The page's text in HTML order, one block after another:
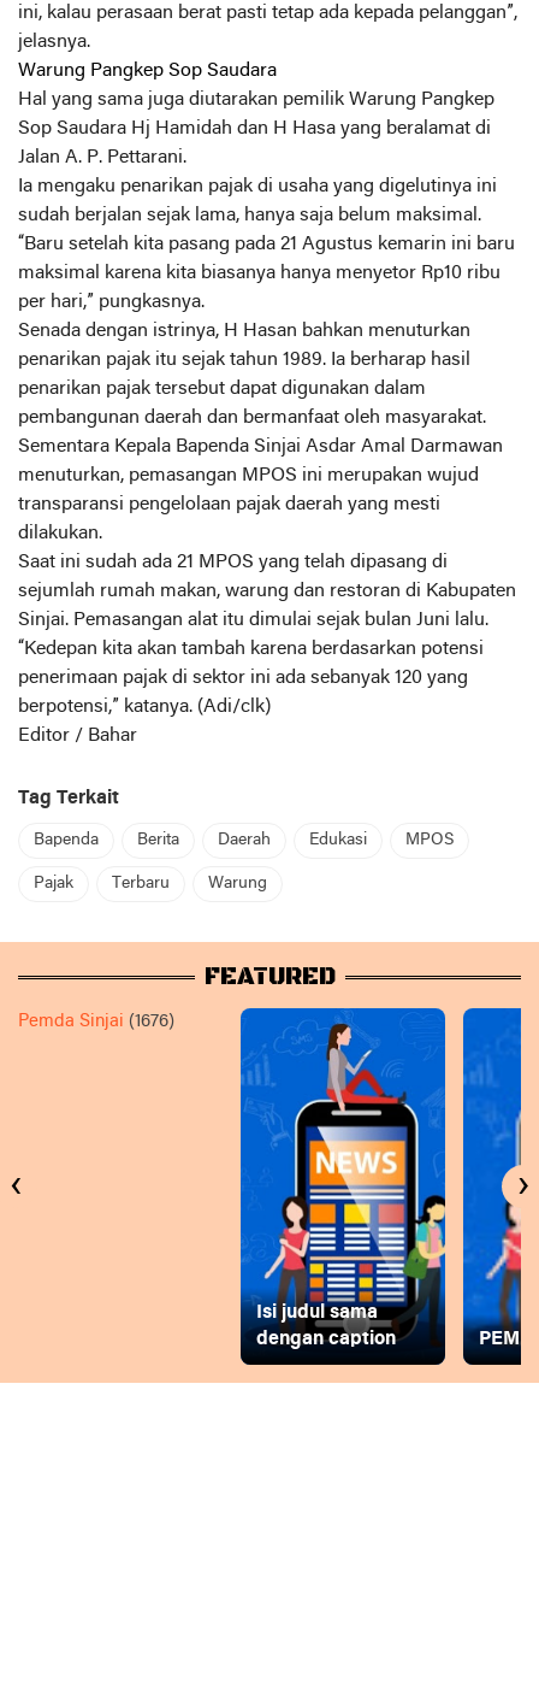
ini, kalau perasaan berat pasti tetap ada kepada pelanggan”,
jelasnya.
Warung Pangkep Sop Saudara
Hal yang sama juga diutarakan pemilik Warung Pangkep
Sop Saudara Hj Hamidah dan H Hasa yang beralamat di
Jalan A. P. Pettarani.
Ia mengaku penarikan pajak di usaha yang digelutinya ini
sudah berjalan sejak lama, hanya saja belum maksimal.
“Baru setelah kita pasang pada 21 Agustus kemarin ini baru
maksimal karena kita biasanya hanya menyetor Rp10 ribu
per hari,” pungkasnya.
Senada dengan istrinya, H Hasan bahkan menuturkan
penarikan pajak itu sejak tahun 1989. Ia berharap hasil
penarikan pajak tersebut dapat digunakan dalam
pembangunan daerah dan bermanfaat oleh masyarakat.
Sementara Kepala Bapenda Sinjai Asdar Amal Darmawan
menuturkan, pemasangan MPOS ini merupakan wujud
transparansi pengelolaan pajak daerah yang mesti
dilakukan.
Saat ini sudah ada 21 MPOS yang telah dipasang di
sejumlah rumah makan, warung dan restoran di Kabupaten
Sinjai. Pemasangan alat itu dimulai sejak bulan Juni lalu.
“Kedepan kita akan tambah karena berdasarkan potensi
penerimaan pajak di sektor ini ada sebanyak 120 yang
berpotensi,” katanya. (Adi/clk)
Editor / Bahar
Tag Terkait
Bapenda Berita Daerah Edukasi MPOS
Pajak Terbaru Warung
FEATURED
Pemda Sinjai (1676)
Isi judul sama
dengan caption
‹ ›